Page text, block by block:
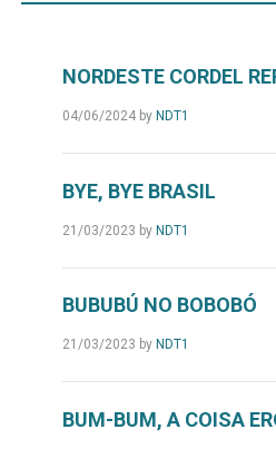
NORDESTE CORDEL
04/06/2024by NDT1
BYE, BYE BRASIL
21/03/2023 by NDT1
BUBUBÚ NO BOBOBÓ
21/03/2023 by NDT1
BUM-BUM, A COISA